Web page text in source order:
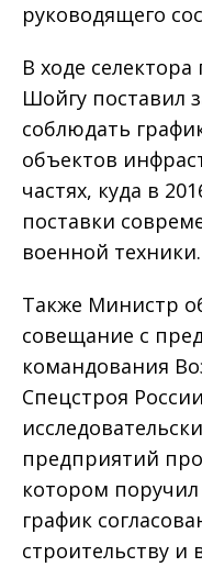
руководящего
В ходе
Шойгу поставил
соблюдать
объектов
частях, куда в
поставки
военной техники.
Также Министр
совещание с
командования
Спецстроя
предприятий
котором
график
строительству и